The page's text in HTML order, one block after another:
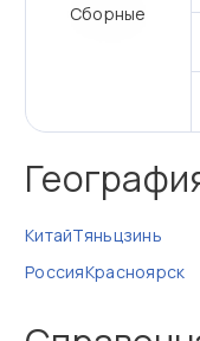
Сборные
КитайТяньцзинь
РоссияКрасноярск